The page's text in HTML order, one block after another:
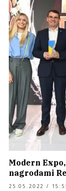
Modern
nagrodami
25.05.2022 /